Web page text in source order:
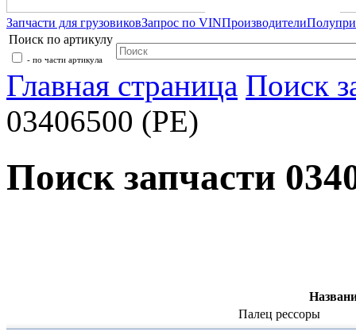
Запчасти для грузовиковЗапрос по VINПроизводители
Поиск по артикулу
- по части артикула
Главная страница Поиск
03406500 (PE)
Поиск запчасти
Палец рессоры